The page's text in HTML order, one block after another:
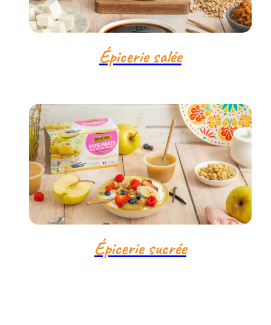
Épicerie salée
Épicerie sucrée